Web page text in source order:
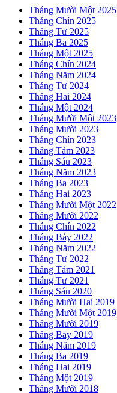
Tháng Mười Một 2025
Tháng Chín 2025
Tháng Tư 2025
Tháng Ba 2025
Tháng Một 2025
Tháng Chín 2024
Tháng Năm 2024
Tháng Tư 2024
Tháng Hai 2024
Tháng Một 2024
Tháng Mười Một 2023
Tháng Mười 2023
Tháng Chín 2023
Tháng Tám 2023
Tháng Sáu 2023
Tháng Năm 2023
Tháng Ba 2023
Tháng Hai 2023
Tháng Mười Một 2022
Tháng Mười 2022
Tháng Chín 2022
Tháng Bảy 2022
Tháng Năm 2022
Tháng Tư 2022
Tháng Tám 2021
Tháng Tư 2021
Tháng Sáu 2020
Tháng Mười Hai 2019
Tháng Mười Một 2019
Tháng Mười 2019
Tháng Bảy 2019
Tháng Năm 2019
Tháng Ba 2019
Tháng Hai 2019
Tháng Một 2019
Tháng Mười 2018